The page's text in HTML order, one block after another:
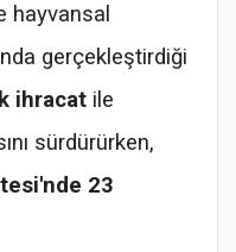
hayvansal
gerçekleştirdiği
ihracat ile
sürdürürken,
23